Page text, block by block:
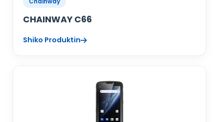
CHAINWAY C66
Shiko Produktin